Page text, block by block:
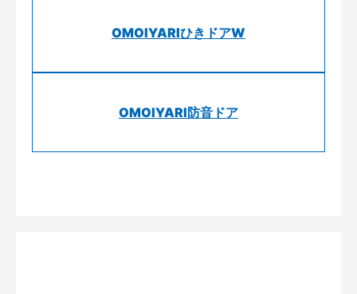
OMOIYARIひきドアW
OMOIYARI防音ドア